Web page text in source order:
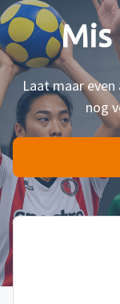
Mis
Laat maar
nog